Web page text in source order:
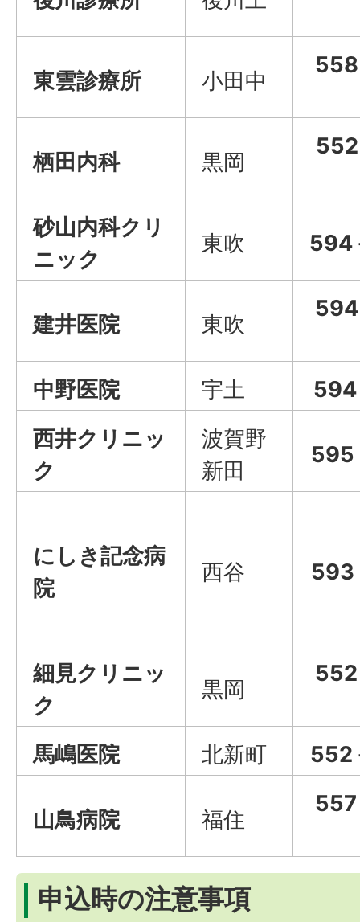
東雲診療所 小田中
栖田内科 黒岡
砂山内科クリ
ニック
東吹 594
建井医院 東吹
中野医院 宇土
594
西井クリニッ
ク
波賀野
新田
595
にしき記念病
院
西谷 593
細見クリニッ
ク
黒岡
馬嶋医院 北新町 552
山鳥病院 福住
申込時の注意事項